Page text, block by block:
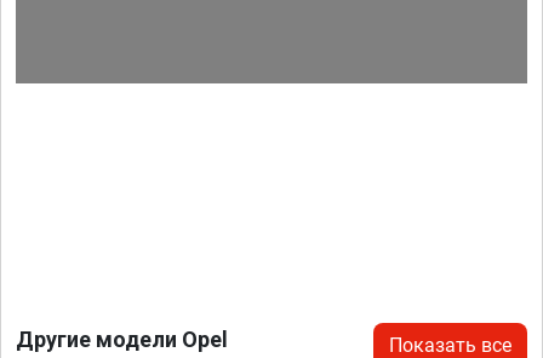
Другие модели Opel Показать все